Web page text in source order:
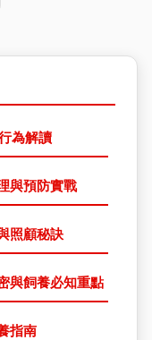
為解讀
與預防實戰
照顧秘訣
與飼養必知重點
指南